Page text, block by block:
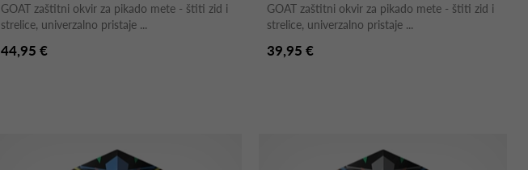
GOAT zaštitni okvir za pikado mete - štiti zid i
strelice, univerzalno pristaje ...
44,95 €
GOAT zaštitni okvir za pikado mete - štiti zid i
strelice, univerzalno pristaje ...
39,95 €